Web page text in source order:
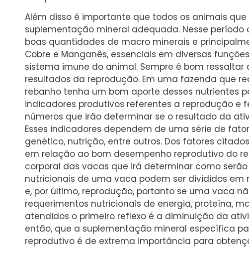
Além disso é importante que todos os animais
suplementação mineral adequada. Nesse
boas quantidades de macro minerais e
Cobre e Manganês, essenciais em diversas
sistema imune do animal. Sempre é bom
resultados da reprodução. Em uma fazenda que
rebanho tenha um bom aporte desses nutrientes
indicadores produtivos referentes a reprodução e
números que irão determinar se o resultado da
Esses indicadores dependem de uma série de
genético, nutrição, entre outros. Dos fatores
em relação ao bom desempenho reprodutivo do
corporal das vacas que irá determinar como serão
nutricionais de uma vaca podem ser divididos
e, por último, reprodução, portanto se uma vaca
requerimentos nutricionais de energia, proteína,
atendidos o primeiro reflexo é a diminuição da
então, que a suplementação mineral específica
reprodutivo é de extrema importância para